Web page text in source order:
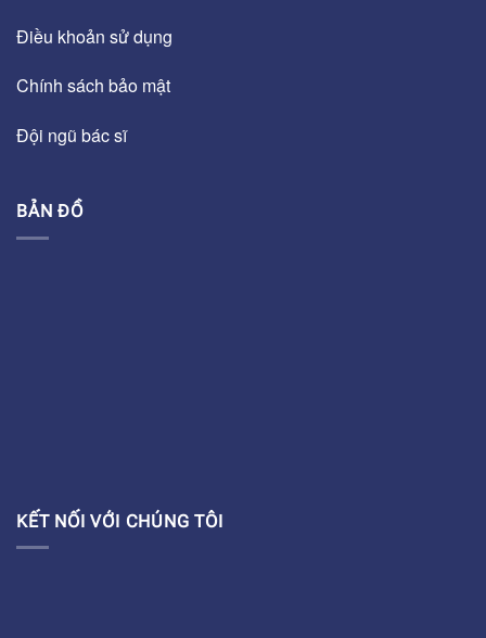
Điều khoản sử dụng
Chính sách bảo mật
Đội ngũ bác sĩ
BẢN ĐỒ
KẾT NỐI VỚI CHÚNG TÔI